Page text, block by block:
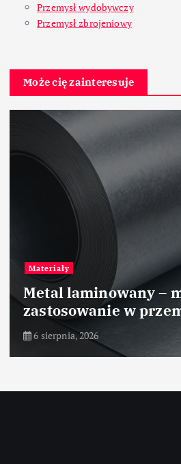
Przemysł wydobywczy
Przemysł zbrojeniowy
Może cię zainteresuje
5 sierpnia, 2026